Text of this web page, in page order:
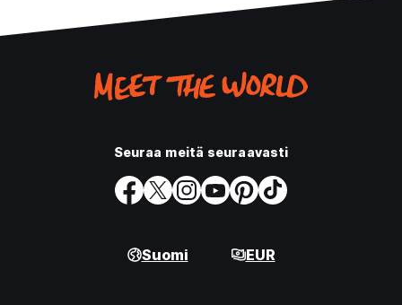
Seuraa meitä seuraavasti
Suomi EUR